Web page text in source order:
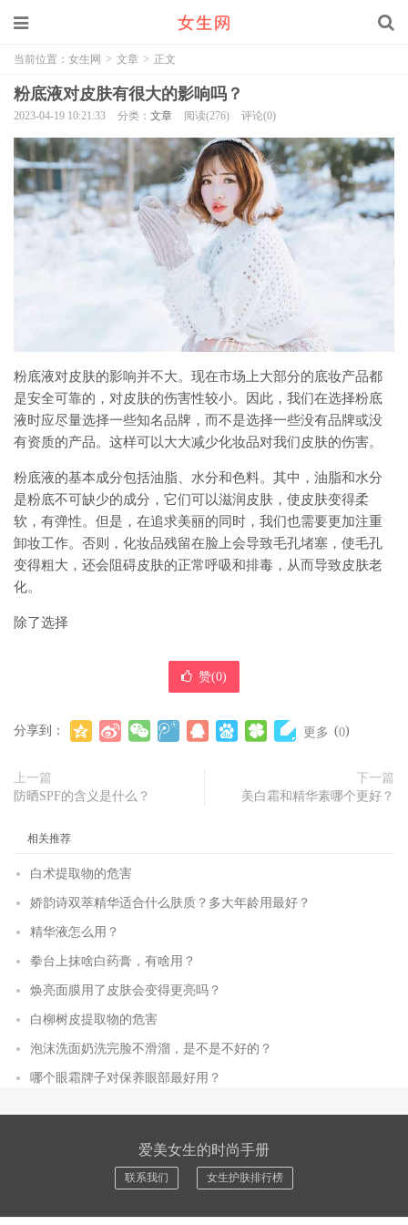
当前位置： 女生网 > 文章 > 正文
粉底液对皮肤有很大的影响吗？
2023-04-19 10:21:33 分类： 文章 阅读(276) 评论(0)
粉底液对皮肤的影响并不大。现在市场上大部分的底妆产品都
是安全可靠的，对皮肤的伤害性较小。因此，我们在选择粉底
液时应尽量选择一些知名品牌，而不是选择一些没有品牌或没
有资质的产品。这样可以大大减少化妆品对我们皮肤的伤害。
粉底液的基本成分包括油脂、水分和色料。其中，油脂和水分
是粉底不可缺少的成分，它们可以滋润皮肤，使皮肤变得柔
软，有弹性。但是，在追求美丽的同时，我们也需要更加注重
卸妆工作。否则，化妆品残留在脸上会导致毛孔堵塞，使毛孔
变得粗大，还会阻碍皮肤的正常呼吸和排毒，从而导致皮肤老
化。
除了选择
赞(0)
分享到： 更多 (0)
上一篇
防晒SPF的含义是什么？
下一篇
美白霜和精华素哪个更好？
相关推荐
白术提取物的危害
娇韵诗双萃精华适合什么肤质？多大年龄用最好？
精华液怎么用？
拳台上抹啥白药膏，有啥用？
焕亮面膜用了皮肤会变得更亮吗？
白柳树皮提取物的危害
泡沫洗面奶洗完脸不滑溜，是不是不好的？
哪个眼霜牌子对保养眼部最好用？
爱美女生的时尚手册
联系我们 女生护肤排行榜